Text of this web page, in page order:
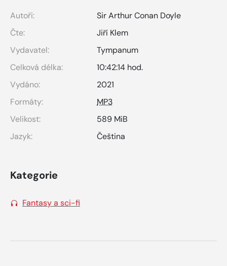
Autoři:
Sir Arthur Conan Doyle
Čte:
Jiří Klem
Vydavatel:
Tympanum
Celková délka:
10:42:14 hod.
Vydáno:
2021
Formáty:
MP3
Velikost:
589 MiB
Jazyk:
Čeština
Kategorie
Fantasy a sci-fi